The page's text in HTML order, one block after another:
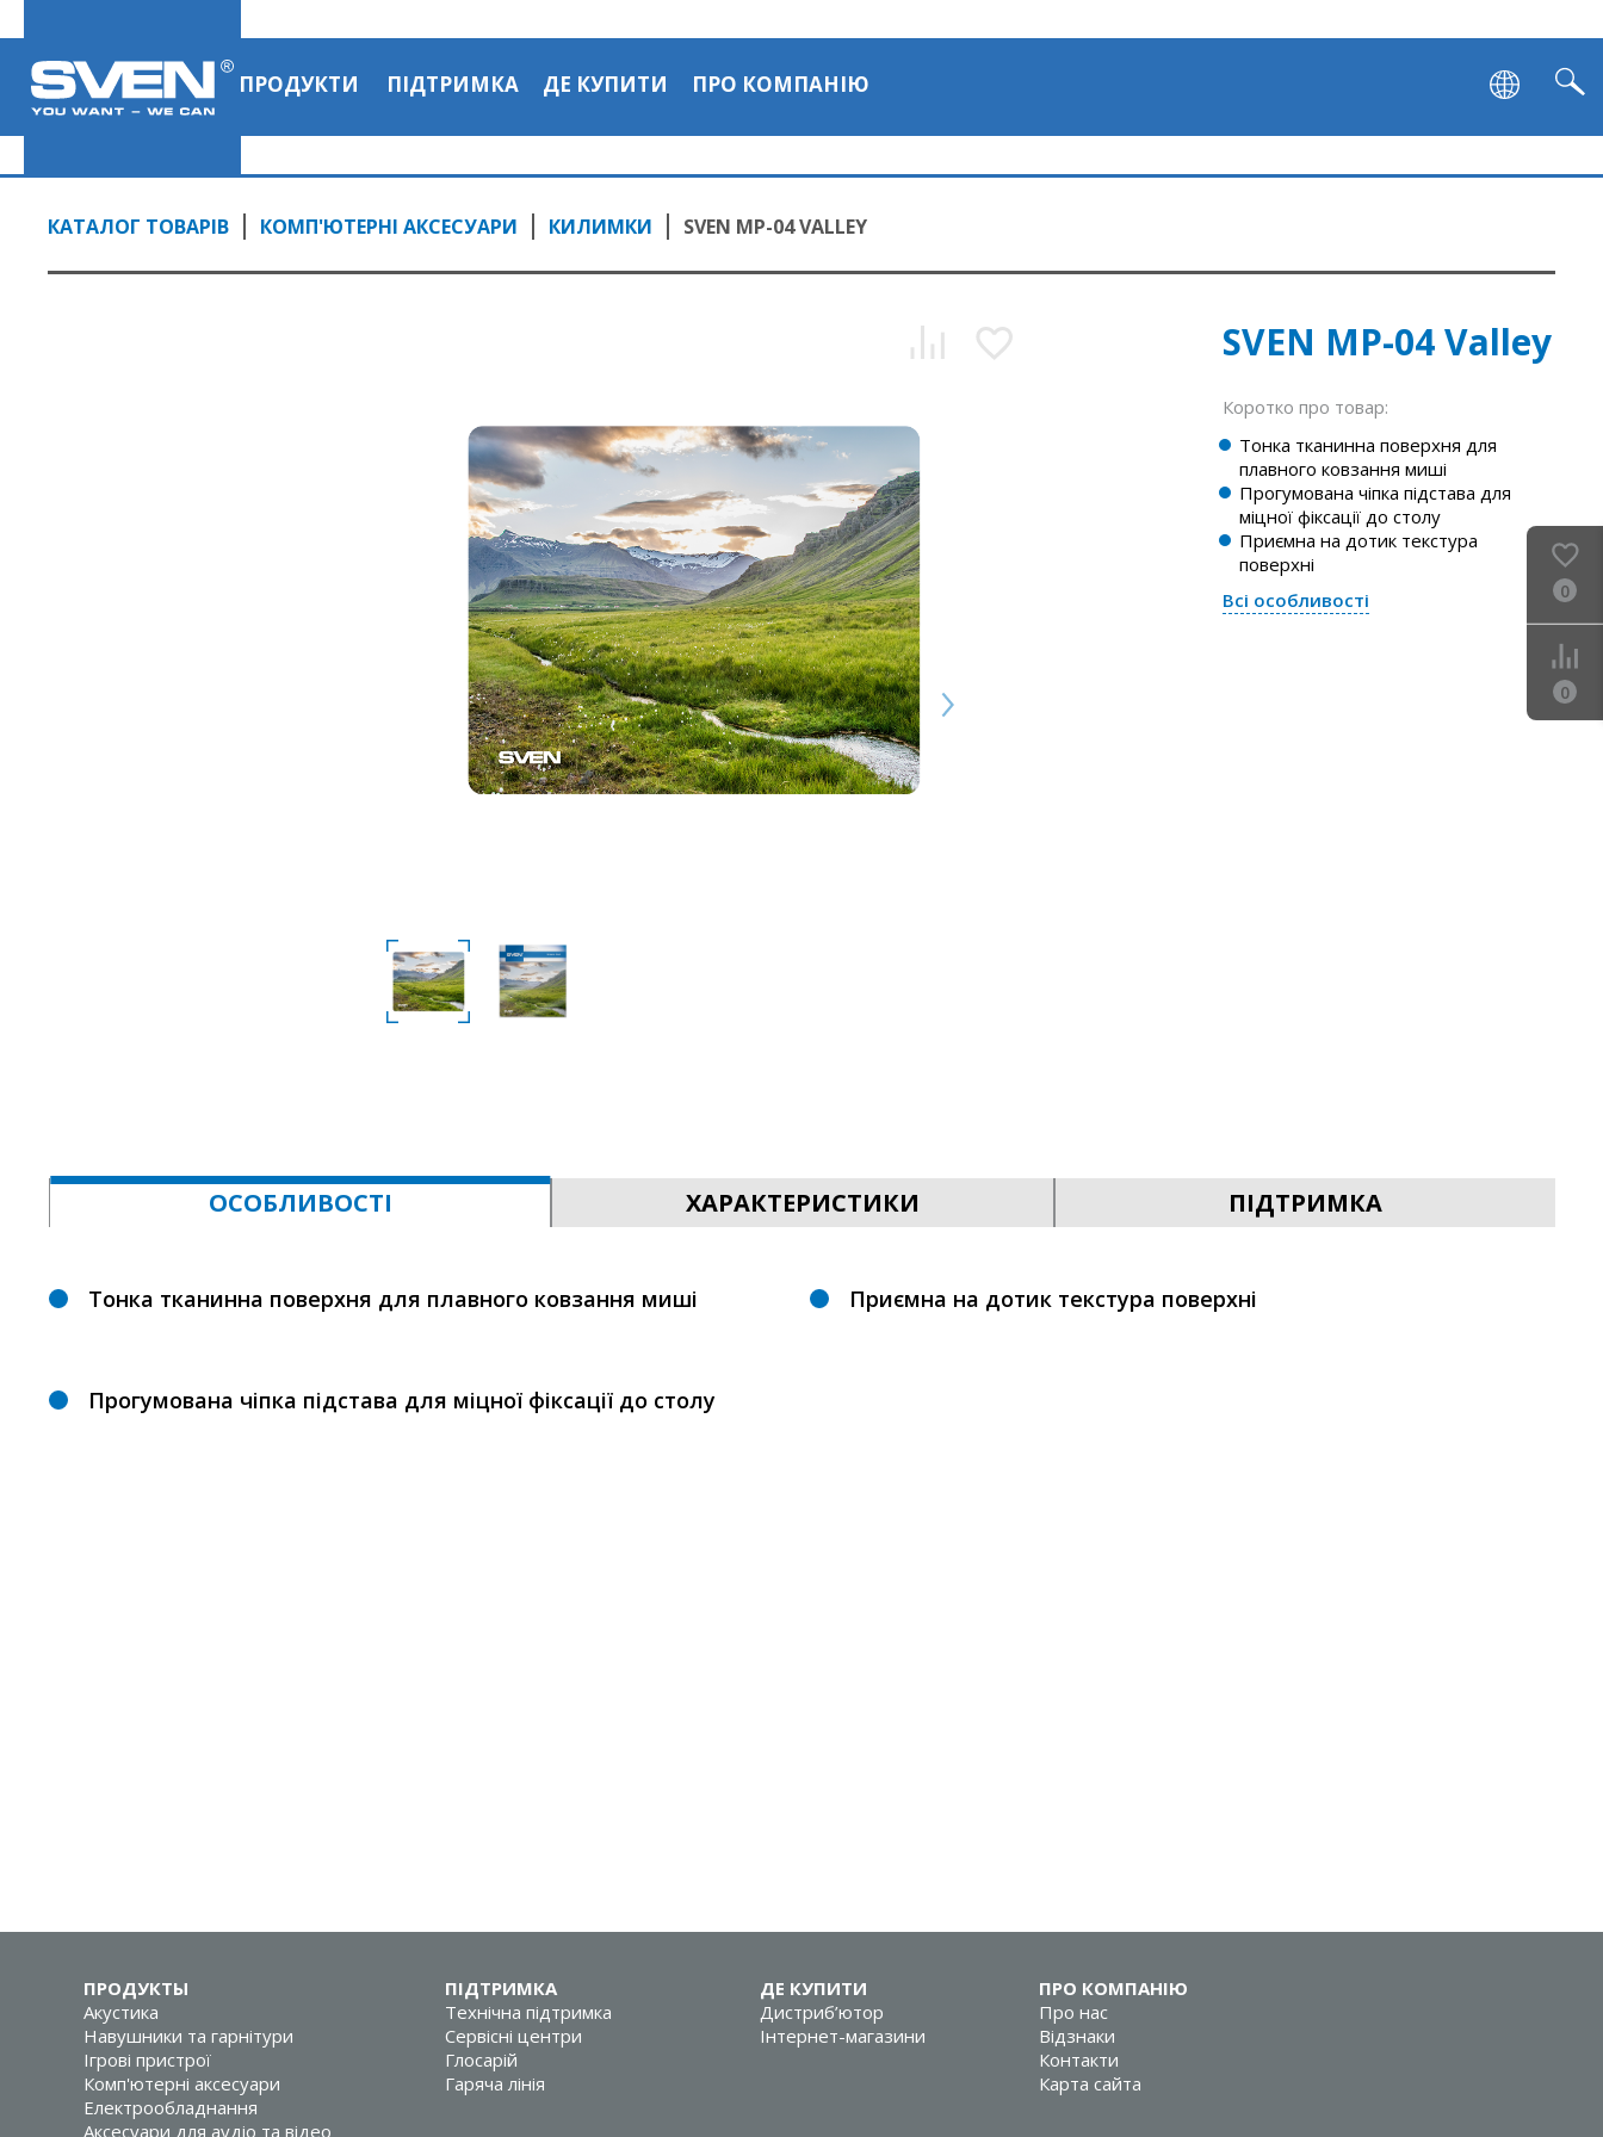
ПРОДУКТИ ПІДТРИМКА ДЕ КУПИТИ ПРО КОМПАНІЮ
КАТАЛОГ ТОВАРІВ КОМП'ЮТЕРНІ АКСЕСУАРИ КИЛИМКИ SVEN MP-04 VALLEY
SVEN MP-04 Valley
Коротко про товар:
Тонка тканинна поверхня для
плавного ковзання миші
Прогумована чіпка підстава для
міцної фіксації до столу
Приємна на дотик текстура
поверхні
Всі особливості
ОСОБЛИВОСТІ ХАРАКТЕРИСТИКИ ПІДТРИМКА
Тонка тканинна поверхня для плавного ковзання миші
Прогумована чіпка підстава для міцної фіксації до столу
Приємна на дотик текстура поверхні
0
0
ПРОДУКТЫ
Акустика
Навушники та гарнітури
Ігрові пристрої
Комп'ютерні аксесуари
Електрообладнання
Аксесуари для аудіо та відео
ПІДТРИМКА
Технічна підтримка
Сервісні центри
Глосарій
Гаряча лінія
ДЕ КУПИТИ
Дистриб’ютор
Інтернет-магазини
ПРО КОМПАНІЮ
Про нас
Відзнаки
Контакти
Карта сайта